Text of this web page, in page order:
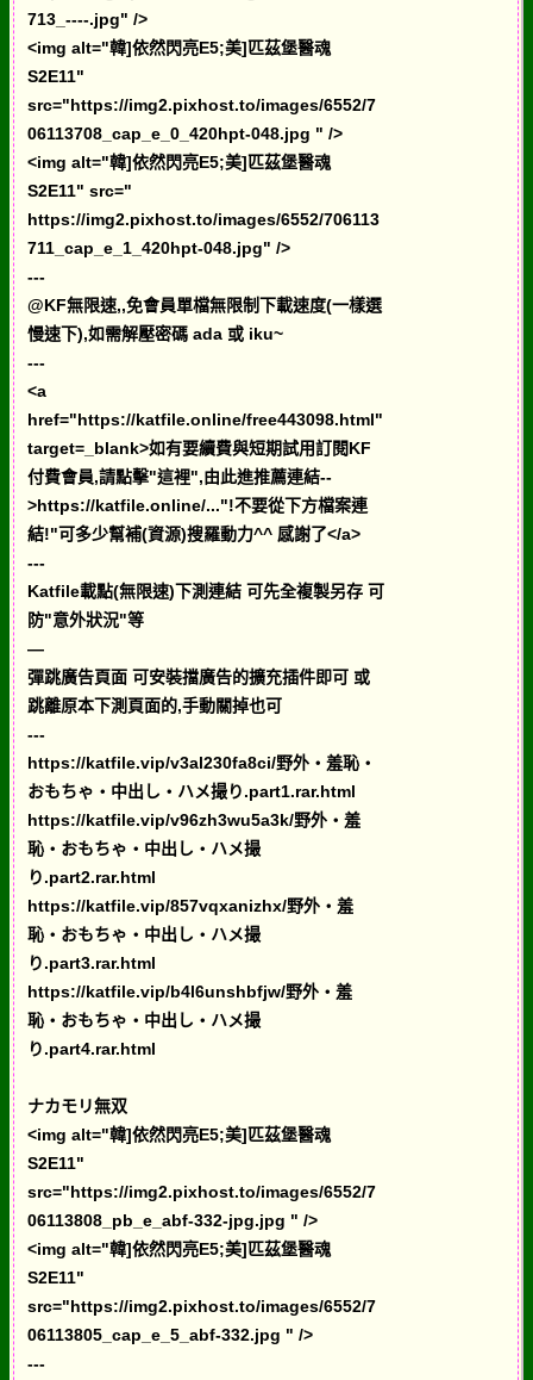
713_----.jpg" />
<img alt="韓]依然閃亮E5;美]匹茲堡醫魂
S2E11"
src="https://img2.pixhost.to/images/6552/7
06113708_cap_e_0_420hpt-048.jpg " />
<img alt="韓]依然閃亮E5;美]匹茲堡醫魂
S2E11" src="
https://img2.pixhost.to/images/6552/706113
711_cap_e_1_420hpt-048.jpg" />
---
@KF無限速,,免會員單檔無限制下載速度(一樣選
慢速下),如需解壓密碼 ada 或 iku~
---
<a
href="https://katfile.online/free443098.html"
target=_blank>如有要續費與短期試用訂閱KF
付費會員,請點擊"這裡",由此進推薦連結--
>https://katfile.online/..."!不要從下方檔案連
結!"可多少幫補(資源)搜羅動力^^ 感謝了</a>
---
Katfile載點(無限速)下測連結 可先全複製另存 可
防"意外狀況"等
—
彈跳廣告頁面 可安裝擋廣告的擴充插件即可 或
跳離原本下測頁面的,手動關掉也可
---
https://katfile.vip/v3al230fa8ci/野外・羞恥・
おもちゃ・中出し・ハメ撮り.part1.rar.html
https://katfile.vip/v96zh3wu5a3k/野外・羞
恥・おもちゃ・中出し・ハメ撮
り.part2.rar.html
https://katfile.vip/857vqxanizhx/野外・羞
恥・おもちゃ・中出し・ハメ撮
り.part3.rar.html
https://katfile.vip/b4l6unshbfjw/野外・羞
恥・おもちゃ・中出し・ハメ撮
り.part4.rar.html
ナカモリ無双
<img alt="韓]依然閃亮E5;美]匹茲堡醫魂
S2E11"
src="https://img2.pixhost.to/images/6552/7
06113808_pb_e_abf-332-jpg.jpg " />
<img alt="韓]依然閃亮E5;美]匹茲堡醫魂
S2E11"
src="https://img2.pixhost.to/images/6552/7
06113805_cap_e_5_abf-332.jpg " />
---